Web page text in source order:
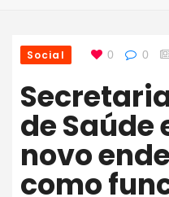
Social 0 0
Secretaria Municipal
de Saúde
novo
como